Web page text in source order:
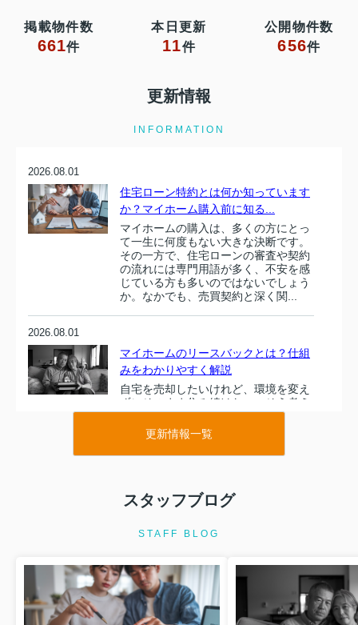
掲載物件数
661件
本日更新
11件
公開物件数
656件
更新情報
INFORMATION
2026.08.01
住宅ローン特約とは何か知っています
か？マイホーム購入前に知る...
マイホームの購入は、多くの方にとっ
て一生に何度もない大きな決断です。
その一方で、住宅ローンの審査や契約
の流れには専門用語が多く、不安を感
じている方も多いのではないでしょう
か。なかでも、売買契約と深く関...
2026.08.01
マイホームのリースバックとは？仕組
みをわかりやすく解説
自宅を売却したいけれど、環境を変え
ずにそのまま住み続けたい。そう考え
た時に選択肢となるのが、マイホーム
のリースバックという仕組みです。自
宅を一度売却して資金を確保しつつ、
今度は賃貸として住み続けるこの...
注意点を押さえて失敗を防ぐ...
や周囲の環境に魅力を感じて検討され
る方が多い一方で、購入後に思わぬ制
限に気付いて戸惑うケースが少なくあ
りません。そもそも市街化調整区域と
は何か、そして市街化区域との違...
更新情報一覧
スタッフブログ
STAFF BLOG